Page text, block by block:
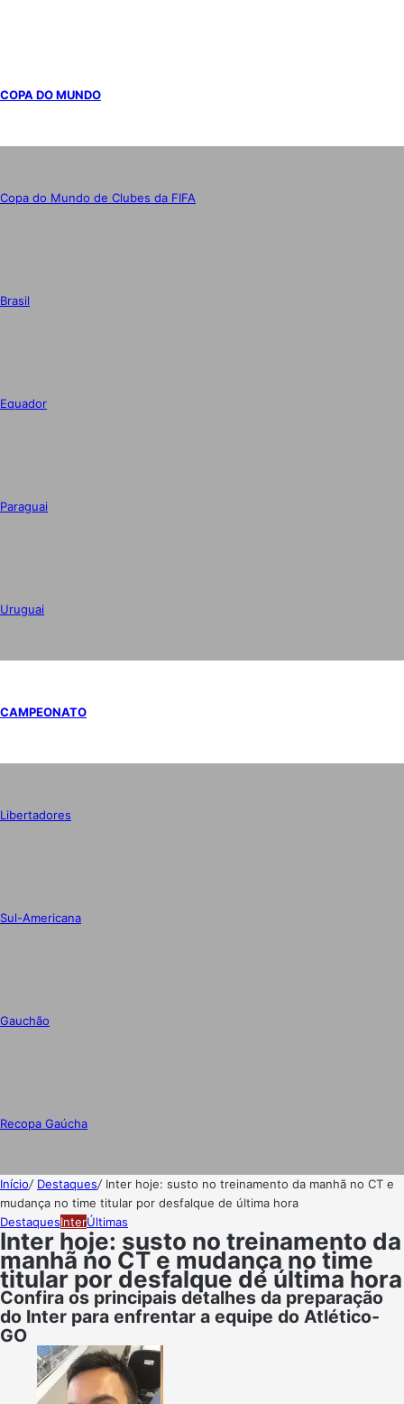
COPA DO MUNDO
Copa do Mundo de Clubes da FIFA
Brasil
Equador
Paraguai
Uruguai
CAMPEONATO
Libertadores
Sul-Americana
Gauchão
Recopa Gaúcha
Início/ Destaques/ Inter hoje: susto no treinamento da manhã no CT e
mudança no time titular por desfalque de última hora
DestaquesInterÚltimas
Inter hoje: susto no treinamento da
manhã no CT e mudança no time
titular por desfalque de última hora
Confira os principais detalhes da preparação
do Inter para enfrentar a equipe do Atlético-
GO